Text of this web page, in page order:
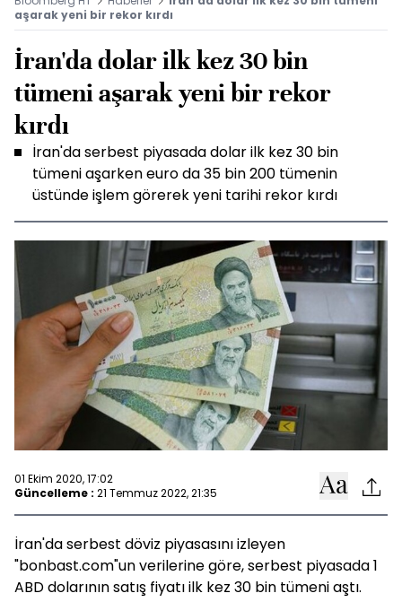
aşarak yeni bir rekor kırdı
İran'da dolar ilk kez 30 bin
tümeni aşarak yeni bir rekor
kırdı
İran'da serbest piyasada dolar ilk kez 30 bin
tümeni aşarken euro da 35 bin 200 tümenin
üstünde işlem görerek yeni tarihi rekor kırdı
01 Ekim 2020, 17:02
Güncelleme : 21 Temmuz 2022, 21:35
İran'da serbest döviz piyasasını izleyen
"bonbast.com"un verilerine göre, serbest piyasada 1
ABD dolarının satış fiyatı ilk kez 30 bin tümeni aştı.